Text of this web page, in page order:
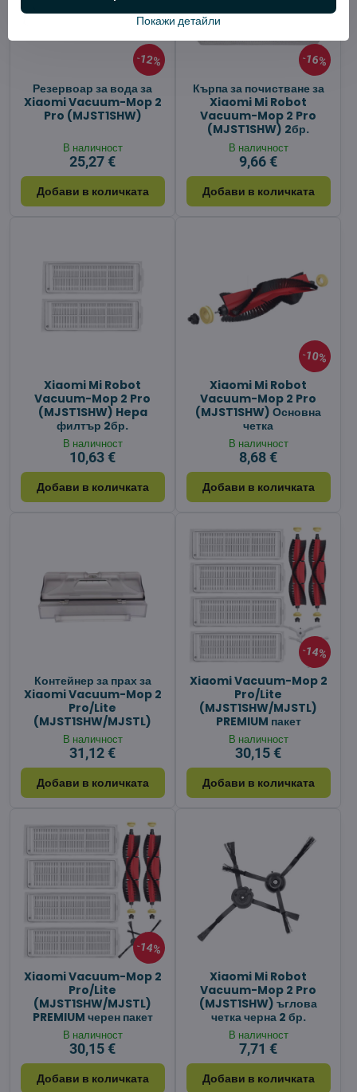
12%
Резервоар за вода за
Xiaomi Vacuum-Mop 2
Pro (MJST1SHW)
В наличност
25,27 €
Добави в количката
16%
Кърпа за почистване за
Xiaomi Mi Robot
Vacuum-Mop 2 Pro
(MJST1SHW) 2бр.
В наличност
9,66 €
Добави в количката
Xiaomi Mi Robot
Vacuum-Mop 2 Pro
(MJST1SHW) Hepa
филтър 2бр.
В наличност
10,63 €
Добави в количката
10%
Xiaomi Mi Robot
Vacuum-Mop 2 Pro
(MJST1SHW) Основна
четка
В наличност
8,68 €
Добави в количката
Контейнер за прах за
Xiaomi Vacuum-Mop 2
Pro/Lite
(MJST1SHW/MJSTL)
В наличност
31,12 €
Добави в количката
14%
Xiaomi Vacuum-Mop 2
Pro/Lite
(MJST1SHW/MJSTL)
PREMIUM пакет
В наличност
30,15 €
Добави в количката
14%
Xiaomi Vacuum-Mop 2
Pro/Lite
(MJST1SHW/MJSTL)
PREMIUM черен пакет
В наличност
30,15 €
Добави в количката
Xiaomi Mi Robot
Vacuum-Mop 2 Pro
(MJST1SHW) ъглова
четка черна 2 бр.
В наличност
7,71 €
Добави в количката
Покажи детайли